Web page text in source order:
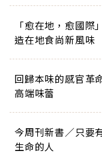
「愈在地，愈國
造在地食尚新風味
回歸本味的感官革
高端味蕾
今周刊新書／只要
生命的人